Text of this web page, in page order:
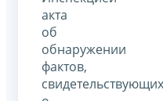
акта
об
обнаружении
фактов,
свидетельствующих